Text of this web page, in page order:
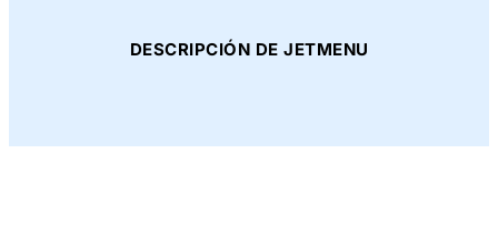
DESCRIPCIÓN DE JETMENU